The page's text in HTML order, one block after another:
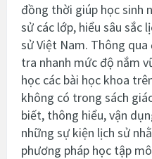
đồng thời giúp học sinh
sử các lớp, hiểu sâu sắc
sử Việt Nam. Thông
tra nhanh mức độ nắm
học các bài học khoa
không có trong sách
biết, thông hiểu, vận
những sự kiện lịch sử
phương pháp học tập